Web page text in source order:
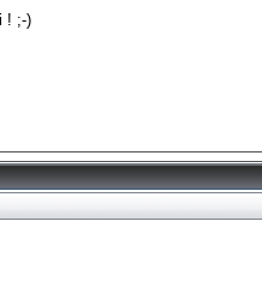
! ;-)